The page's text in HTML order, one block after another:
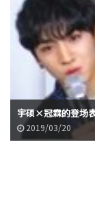
宇硕×冠霖的登场
2019/03/20